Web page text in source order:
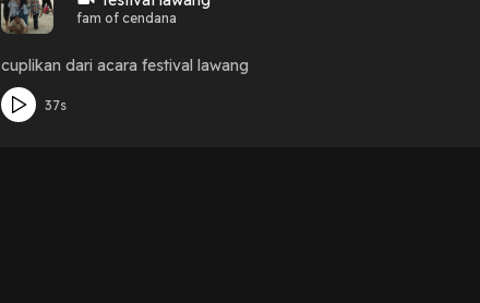
fam of cendana
cuplikan dari acara festival lawang
37s